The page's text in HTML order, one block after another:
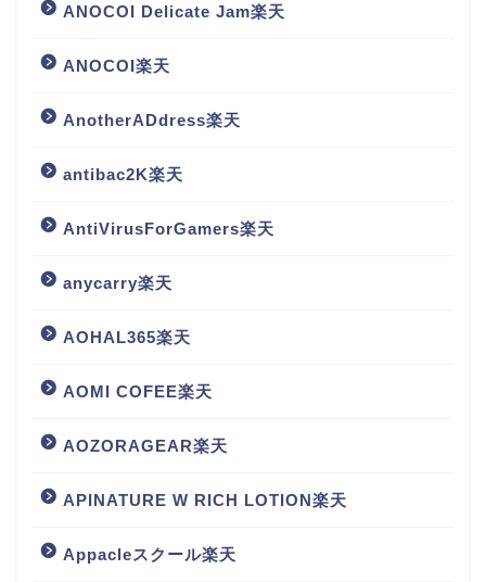
ANOCOI Delicate Jam楽天
ANOCOI楽天
AnotherADdress楽天
antibac2K楽天
AntiVirusForGamers楽天
anycarry楽天
AOHAL365楽天
AOMI COFEE楽天
AOZORAGEAR楽天
APINATURE W RICH LOTION楽天
Appacleスクール楽天